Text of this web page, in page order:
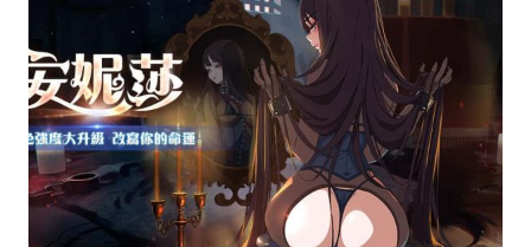
達
人
推
薦
科
技
自
媒
體。